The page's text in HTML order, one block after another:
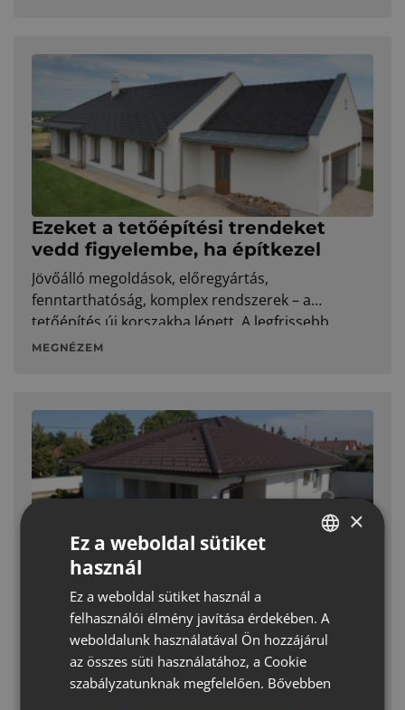
valaha. Ráadásul a Zenit Max Gesztenyebarna
Elegant és Carbon Resistor, valamint a Rundo
Tégla Elegant modellek most akciós áron érhetők
el.
Ezeket a tetőépítési trendeket
vedd figyelembe, ha építkezel
Jövőálló megoldások, előregyártás,
fenntarthatóság, komplex rendszerek – a
tetőépítés új korszakba lépett. A legfrissebb
trendek megmutatják, milyen irányba érdemes
MEGNÉZEM
formálásáért
Egy jól megválasztott térkő, kerítéselem képes
keretbe foglalni a tereket és az épületet. A Terrán
Térkő különböző forma- és színvilágú, illetve
ROMANIAN
SERBIAN
×
Ez a weboldal sütiket
használ
Ez a weboldal sütiket használ a
felhasználói élmény javítása érdekében. A
weboldalunk használatával Ön hozzájárul
az összes süti használatához, a Cookie
szabályzatunknak megfelelően. Bővebben